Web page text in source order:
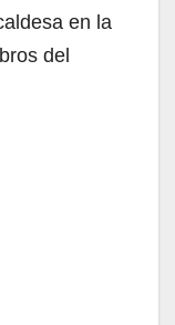
en la
del